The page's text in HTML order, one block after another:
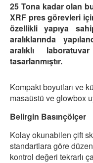
25 Tona kadar olan
XRF pres görevleri
özellikli yapıya
aralıklarında
aralıklı
tasarlanmıştır.
Kompakt boyutları ve
masaüstü ve glowbox
Belirgin Basınçölçer
Kolay okunabilen çift
standartlara göre
kontrol değeri tekrarlı